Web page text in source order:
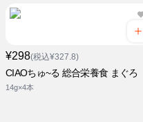
¥298(税込¥327.8)
CIAOちゅ~る 総合栄養食 まぐろ
14g×4本